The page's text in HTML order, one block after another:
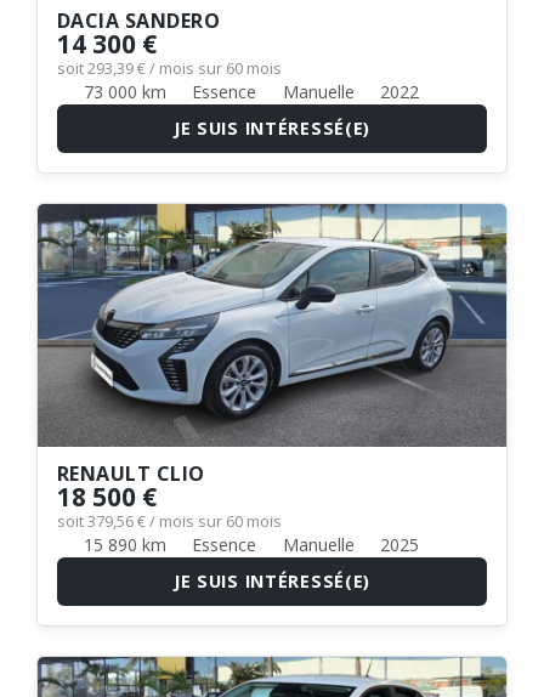
DACIA SANDERO
14 300 €
soit 293,39 € / mois sur 60 mois
73 000 km Essence Manuelle
2022
JE SUIS INTÉRESSÉ(E)
RENAULT CLIO
18 500 €
soit 379,56 € / mois sur 60 mois
15 890 km Essence Manuelle
2025
JE SUIS INTÉRESSÉ(E)